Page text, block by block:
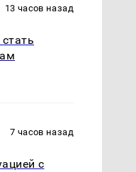
13 часов назад
7 часов назад
с